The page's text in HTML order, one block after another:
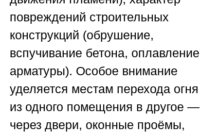
повреждений строительных
конструкций (обрушение,
вспучивание бетона, оплавление
арматуры). Особое внимание
уделяется местам перехода огня
из одного помещения в другое —
через двери, оконные проёмы,